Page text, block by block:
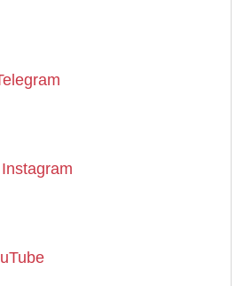
Instagram